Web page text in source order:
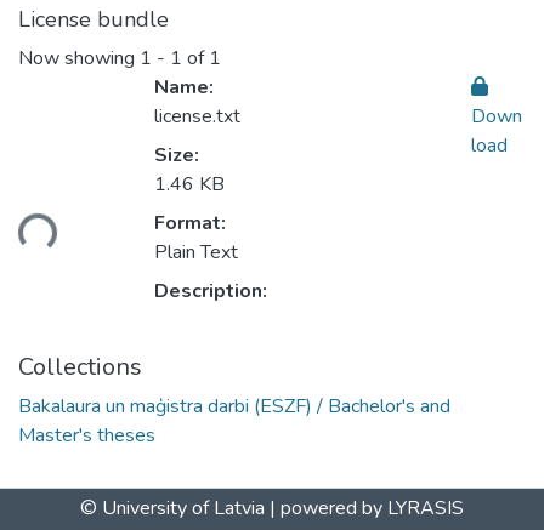
License bundle
Now showing 1 - 1 of 1
Loading...
Name:
license.txt
Size:
1.46 KB
Format:
Plain Text
Description:
Down
load
Collections
Bakalaura un maģistra darbi (ESZF) / Bachelor's and
Master's theses
© University of Latvia | powered by LYRASIS